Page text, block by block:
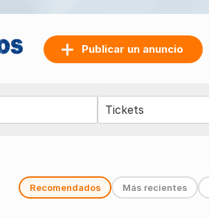
Publicar un anuncio
Recomendados Más recientes